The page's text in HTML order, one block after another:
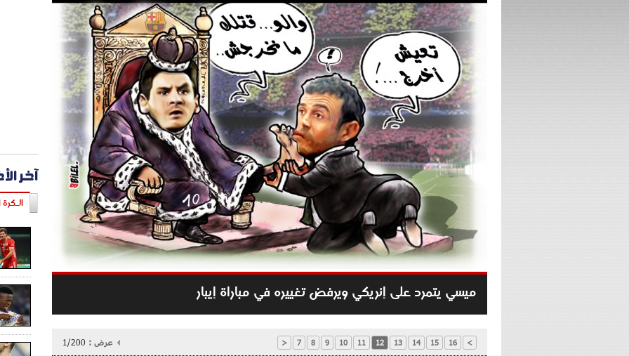
ميسي يتمرد على إنريكي ويرفض تغييره في مباراة إيبار
< 7 8 9 10 11 12 13 14 15 16 > عرض : 1/200
آخر
الـكرة